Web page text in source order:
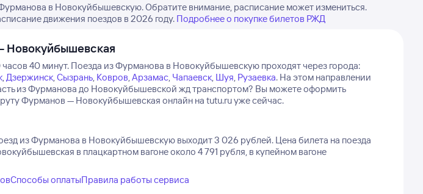
в Новокуйбышевскую. Обратите внимание, расписание может измениться.
движения поездов в 2026 году. Подробнее о покупке билетов РЖД
Новокуйбышевская
40 минут. Поезда из Фурманова в Новокуйбышевскую проходят через города:
,Дзержинск,Сызрань, Ковров,Арзамас, Чапаевск, Шуя, Рузаевка. На этом направлении
из Фурманова до Новокуйбышевской жд транспортом? Вы можете оформить
Фурманов — Новокуйбышевская онлайн на tutu.ru уже сейчас.
из Фурманова в Новокуйбышевскую выходит 3 026 рублей. Цена билета на поезда
в плацкартном вагоне около 4 791 рубля, в купейном вагоне
Способы оплатыПравила работы сервиса